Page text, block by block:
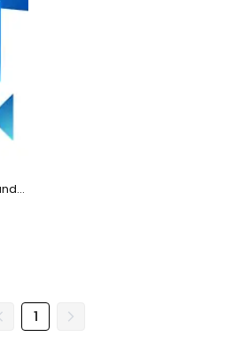
Arora Kaplan Batarya (Standart Kapasite) LiFePO4 72V 24Ah Elektrikli Motosiklet Bataryası
1